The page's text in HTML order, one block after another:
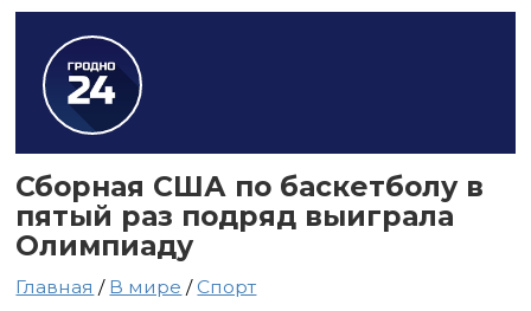
Сборная США по баскетболу в
пятый раз подряд выиграла
Олимпиаду
Главная / В мире /Спорт